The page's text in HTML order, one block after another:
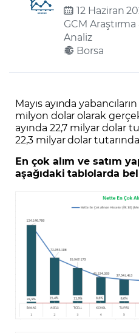
Şifremi Unuttum12 Haziran
GCM Araştırma
Analiz
Borsa
Mayıs ayında
milyon dolar olarak
ayında 22,7 milyar dolar
22,3 milyar dolar
En çok alım ve satım
aşağıdaki tablolarda